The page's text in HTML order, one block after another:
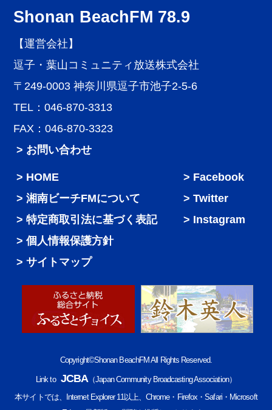
Shonan BeachFM 78.9
【運営会社】
逗子・葉山コミュニティ放送株式会社
〒249-0003 神奈川県逗子市池子2-5-6
TEL：046-870-3313
FAX：046-870-3323
> お問い合わせ
HOME
湘南ビーチFMについて
特定商取引法に基づく表記
個人情報保護方針
サイトマップ
Facebook
Twitter
Instagram
Copyright©Shonan BeachFM All Rights Reserved.
Link to JCBA（Japan Community Broadcasting Association）
本サイトでは、Internet Explorer 11以上、Chrome・Firefox・Safari・Microsoft